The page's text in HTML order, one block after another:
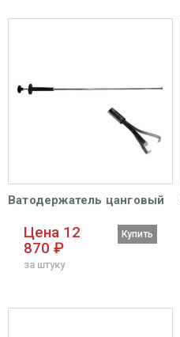
Ватодержатель цанговый
Цена 12
870 ₽
за штуку
Купить